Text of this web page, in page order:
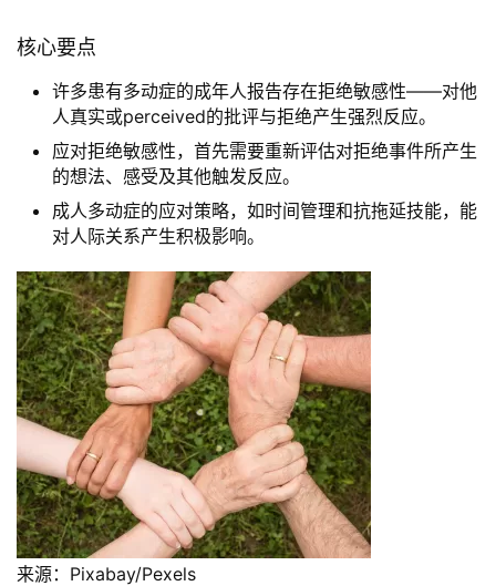
核心要点
许多患有多动症的成年人报告存在拒绝敏感性——对他
人真实或perceived的批评与拒绝产生强烈反应。
应对拒绝敏感性，首先需要重新评估对拒绝事件所产生
的想法、感受及其他触发反应。
成人多动症的应对策略，如时间管理和抗拖延技能，能
对人际关系产生积极影响。
来源：Pixabay/Pexels